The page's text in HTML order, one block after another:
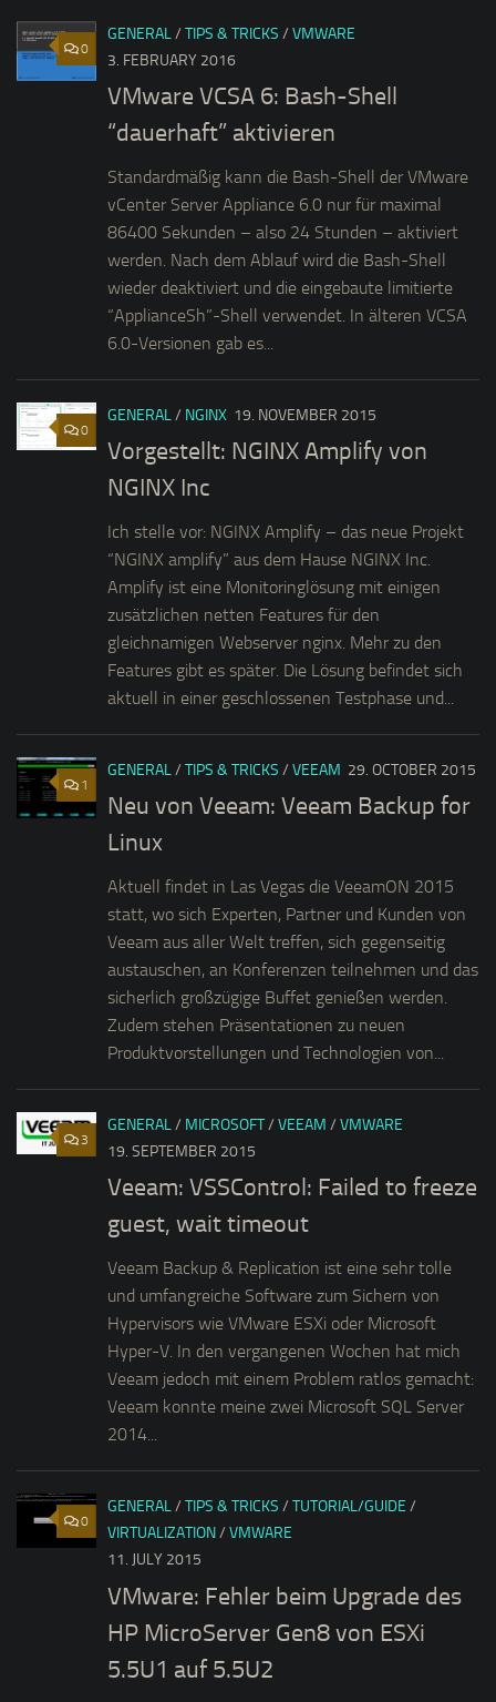
0
GENERAL/ TIPS & TRICKS / VMWARE
3. FEBRUARY 2016
VMware VCSA 6: Bash-Shell
“dauerhaft” aktivieren
Standardmäßig kann die Bash-Shell der VMware
vCenter Server Appliance 6.0 nur für maximal
86400 Sekunden – also 24 Stunden – aktiviert
werden. Nach dem Ablauf wird die Bash-Shell
wieder deaktiviert und die eingebaute limitierte
“ApplianceSh”-Shell verwendet. In älteren VCSA
6.0-Versionen gab es...
0
GENERAL/ NGINX 19. NOVEMBER 2015
Vorgestellt: NGINX Amplify von
NGINX Inc
Ich stelle vor: NGINX Amplify – das neue Projekt
“NGINX amplify” aus dem Hause NGINX Inc.
Amplify ist eine Monitoringlösung mit einigen
zusätzlichen netten Features für den
gleichnamigen Webserver nginx. Mehr zu den
Features gibt es später. Die Lösung befindet sich
aktuell in einer geschlossenen Testphase und...
1
GENERAL/ TIPS & TRICKS / VEEAM 29. OCTOBER 2015
Neu von Veeam: Veeam Backup for
Linux
Aktuell findet in Las Vegas die VeeamON 2015
statt, wo sich Experten, Partner und Kunden von
Veeam aus aller Welt treffen, sich gegenseitig
austauschen, an Konferenzen teilnehmen und das
sicherlich großzügige Buffet genießen werden.
Zudem stehen Präsentationen zu neuen
Produktvorstellungen und Technologien von...
3
GENERAL/ MICROSOFT/ VEEAM / VMWARE
19. SEPTEMBER 2015
Veeam: VSSControl: Failed to freeze
guest, wait timeout
Veeam Backup & Replication ist eine sehr tolle
und umfangreiche Software zum Sichern von
Hypervisors wie VMware ESXi oder Microsoft
Hyper-V. In den vergangenen Wochen hat mich
Veeam jedoch mit einem Problem ratlos gemacht:
Veeam konnte meine zwei Microsoft SQL Server
2014...
0
GENERAL/ TIPS & TRICKS / TUTORIAL/GUIDE /
VIRTUALIZATION/ VMWARE
11. JULY 2015
VMware: Fehler beim Upgrade des
HP MicroServer Gen8 von ESXi
5.5U1 auf 5.5U2